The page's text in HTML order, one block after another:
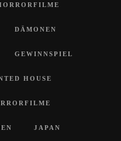
DÄMONEN
GEWINNSPIEL
HOUSE
JAPAN